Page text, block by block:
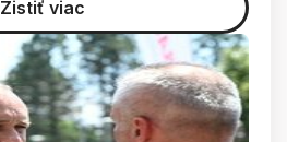
Zistiť viac